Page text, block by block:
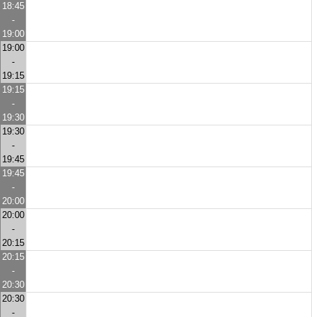
18:45
-
19:00
19:00
-
19:15
19:15
-
19:30
19:30
-
19:45
19:45
-
20:00
20:00
-
20:15
20:15
-
20:30
20:30
-